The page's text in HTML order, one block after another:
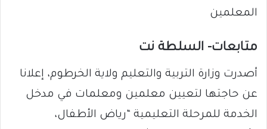
المعلمين
متابعات- السلطة نت
أصدرت وزارة التربية والتعليم ولاية الخرطوم، إعلانا
عن حاجتها لتعيين معلمين ومعلمات في مدخل
الخدمة للمرحلة التعليمية “رياض الأطفال،